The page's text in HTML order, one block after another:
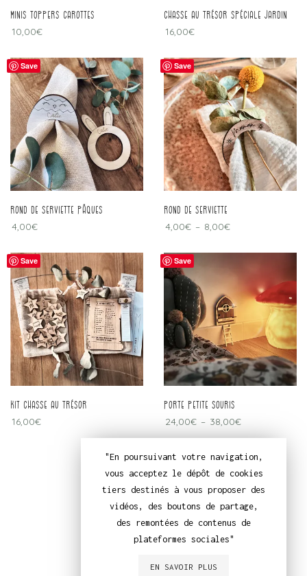
Minis toppers carottes
10,00€
Chasse au trésor spéciale jardin
16,00€
Save
Rond de serviette Pâques
4,00€
Save
rond de serviette
4,00€ – 8,00€
Save
kit chasse au trésor
16,00€
Save
porte petite souris
24,00€ – 38,00€
Save
"En poursuivant votre navigation,
vous acceptez le dépôt de cookies
tiers destinés à vous proposer des
vidéos, des boutons de partage,
des remontées de contenus de
plateformes sociales"
EN SAVOIR PLUS